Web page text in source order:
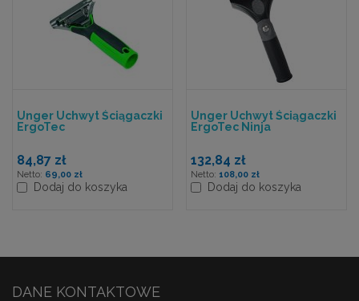
Unger Uchwyt Ściągaczki
ErgoTec
84,87 zł
69,00 zł
Dodaj do koszyka
Unger Uchwyt Ściągaczki
ErgoTec Ninja
132,84 zł
108,00 zł
Dodaj do koszyka
DANE KONTAKTOWE